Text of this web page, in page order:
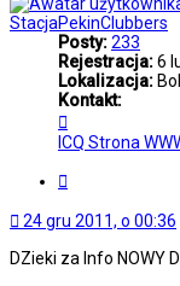
StacjaPekinClubbers
Posty:233
Rejestracja:6
Lokalizacja:
Kontakt:
się
z
ICQ Strona
24 gru 2011, o 00:36
DZieki za Info NOWY